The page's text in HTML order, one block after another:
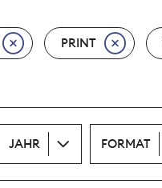
PRINT
JAHR FORMAT